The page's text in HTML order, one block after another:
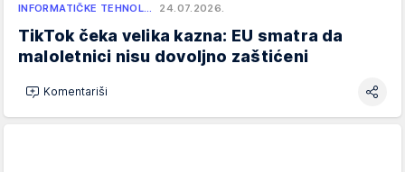
INFORMATIČKE TEHNOL… 24.07.2026.
TikTok čeka velika kazna: EU smatra da
maloletnici nisu dovoljno zaštićeni
Komentariši